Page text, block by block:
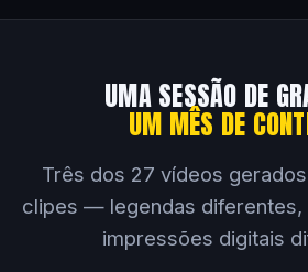
UMA SESSÃO DE
UM MÊS DE
Três dos 27 vídeos
clipes — legendas diferentes,
impressões digitais